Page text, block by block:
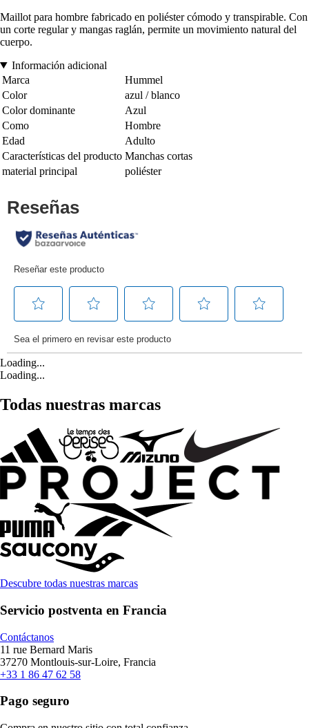
Maillot para hombre fabricado en poliéster cómodo y transpirable. Con
un corte regular y mangas raglán, permite un movimiento natural del
cuerpo.
Información adicional
Marca
Hummel
Color
azul / blanco
Color dominante
Azul
Como
Hombre
Edad
Adulto
Características del producto Manchas cortas
material principal
poliéster
Loading...
Loading...
Todas nuestras marcas
Descubre todas nuestras marcas
Servicio postventa en Francia
Contáctanos
11 rue Bernard Maris
37270 Montlouis-sur-Loire, Francia
+33 1 86 47 62 58
Pago seguro